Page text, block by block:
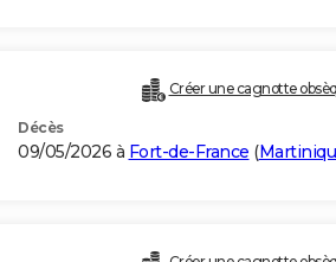
Créer une cagnotte
Décès
09/05/2026 à Fort-de-France (